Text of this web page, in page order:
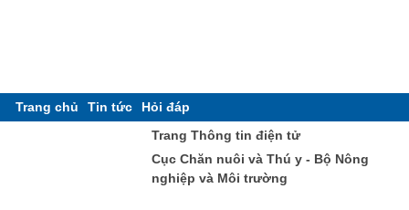
Trang chủ Tin tức
Hỏi đáp
Trang Thông tin điện tử
Cục Chăn nuôi và Thú y - Bộ Nông
nghiệp và Môi trường